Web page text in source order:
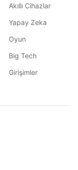
Akıllı Cihazlar
Yapay Zeka
Oyun
Big Tech
Girişimler